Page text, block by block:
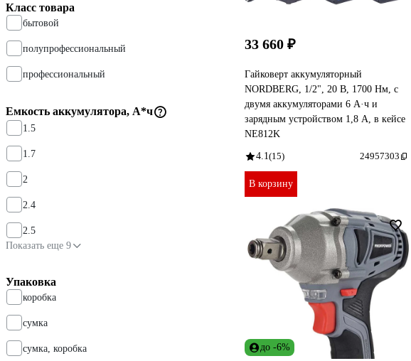
Класс товара
бытовой
полупрофессиональный
профессиональный
Емкость аккумулятора, А*ч
1.5
1.7
2
2.4
2.5
Показать еще 9
Упаковка
коробка
сумка
сумка, коробка
33 660 ₽
Гайковерт аккумуляторный
NORDBERG, 1/2", 20 В, 1700 Нм, с
двумя аккумуляторами 6 А·ч и
зарядным устройством 1,8 А, в кейсе
NE812K
4.1 (15) 24957303
В корзину
до -6%